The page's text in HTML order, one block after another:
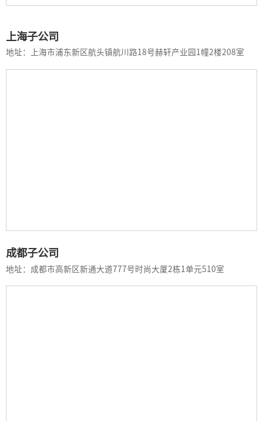
上海子公司
地址：上海市浦东新区航头镇航川路18号赫轩产业园1幢2楼208室
成都子公司
地址：成都市高新区新通大道777号时尚大厦2栋1单元510室